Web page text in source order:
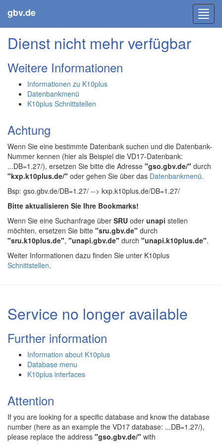
gbv.de
Dienst nicht mehr verfügbar
Weitere Informationen
Informationen zu K10plus
Datenbankmenü
K10plus Schnittstellen
Achtung
Wenn Sie eine bestimmte Datenbank suchen und die Datenbank-
Nummer kennen (hier als Beispiel die VD17-Datenbank:
...DB=1.27/), ersetzen Sie bitte die Adresse "gso.gbv.de/" durch
"kxp.k10plus.de/" oder gehen Sie über das Datenbankmenü.
Bsp: gso.gbv.de/DB=1.27/ --> kxp.k10plus.de/DB=1.27/
Bitte aktualisieren Sie Ihre Bookmarks!
Wenn Sie eine Suchanfrage über SRU oder unapi stellen
möchten, ersetzen Sie bitte "sru.gbv.de" durch
"sru.k10plus.de", "unapi.gbv.de" durch "unapi.k10plus.de".
Weiter Informationen dazu finden Sie unter K10plus
Schnittstellen.
Service no longer available
Further information
Information about K10plus
Database menu
K10plus interfaces
Attention
If you are looking for a specific database and know the database
number (here as an example the VD17 database: ...DB=1.27/),
please replace the address "gso.gbv.de/" with